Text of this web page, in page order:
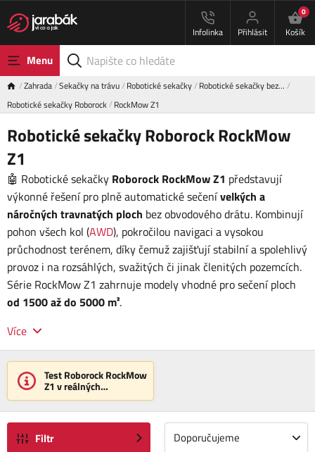
Infolinka Přihlásit
0
Košík
Menu
Zahrada Sekačky na trávu Robotické sekačky Robotické sekačky bez…
Robotické sekačky Roborock RockMow Z1
Robotické sekačky Roborock RockMow
Z1
🤖 Robotické sekačky Roborock RockMow Z1 představují
výkonné řešení pro plně automatické sečenívelkých a
náročných travnatých ploch bez obvodového drátu. Kombinují
pohon všech kol (AWD), pokročilou navigaci a vysokou
průchodnost terénem, díky čemuž zajišťují stabilní a spolehlivý
provoz i na rozsáhlých, svažitých či jinak členitých pozemcích.
Série RockMow Z1 zahrnuje modely vhodné pro sečení ploch
od 1500 až do 5000 m².
Více
Test Roborock RockMow
Z1 v reálných
podmínkách
Filtr Doporučujeme